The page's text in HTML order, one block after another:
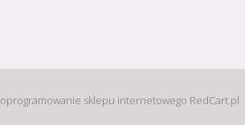
oprogramowanie sklepu internetowego RedCart.pl